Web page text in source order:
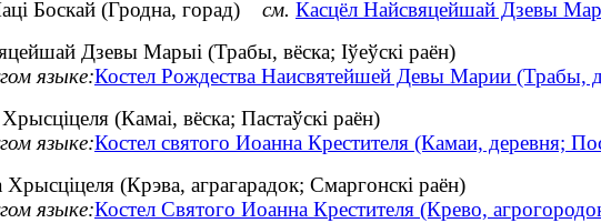
Боскай (Гродна, горад) см. Касцёл Найсвяцейшай Дзевы
Дзевы Марыі (Трабы, вёска; Іўеўскі раён)
языке:Костел Рождества Наисвятейшей Девы Марии (Трабы,
(Камаі, вёска; Пастаўскі раён)
языке:Костел святого Иоанна Крестителя (Камаи, деревня;
Хрысціцеля (Крэва, аграгарадок; Смаргонскі раён)
языке:Костел Святого Иоанна Крестителя (Крево,